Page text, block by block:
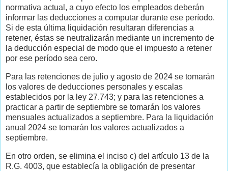
normativa actual, a cuyo efecto los empleados deberán
informar las deducciones a computar durante ese período.
Si de esta última liquidación resultaran diferencias a
retener, éstas se neutralizarán mediante un incremento de
la deducción especial de modo que el impuesto a retener
por ese período sea cero.
Para las retenciones de julio y agosto de 2024 se tomarán
los valores de deducciones personales y escalas
establecidos por la ley 27.743; y para las retenciones a
practicar a partir de septiembre se tomarán los valores
mensuales actualizados a septiembre. Para la liquidación
anual 2024 se tomarán los valores actualizados a
septiembre.
En otro orden, se elimina el inciso c) del artículo 13 de la
R.G. 4003, que establecía la obligación de presentar